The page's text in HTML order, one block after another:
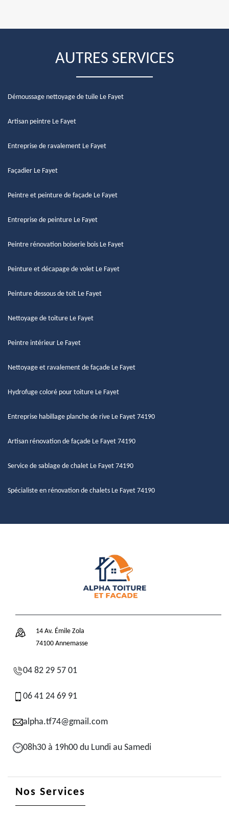
AUTRES SERVICES
Démoussage nettoyage de tuile Le Fayet
Artisan peintre Le Fayet
Entreprise de ravalement Le Fayet
Façadier Le Fayet
Peintre et peinture de façade Le Fayet
Entreprise de peinture Le Fayet
Peintre rénovation boiserie bois Le Fayet
Peinture et décapage de volet Le Fayet
Peinture dessous de toit Le Fayet
Nettoyage de toiture Le Fayet
Peintre intérieur Le Fayet
Nettoyage et ravalement de façade Le Fayet
Hydrofuge coloré pour toiture Le Fayet
Entreprise habillage planche de rive Le Fayet 74190
Artisan rénovation de façade Le Fayet 74190
Service de sablage de chalet Le Fayet 74190
Spécialiste en rénovation de chalets Le Fayet 74190
14 Av. Émile Zola
74100 Annemasse
04 82 29 57 01
06 41 24 69 91
alpha.tf74@gmail.com
08h30 à 19h00 du Lundi au Samedi
Nos Services